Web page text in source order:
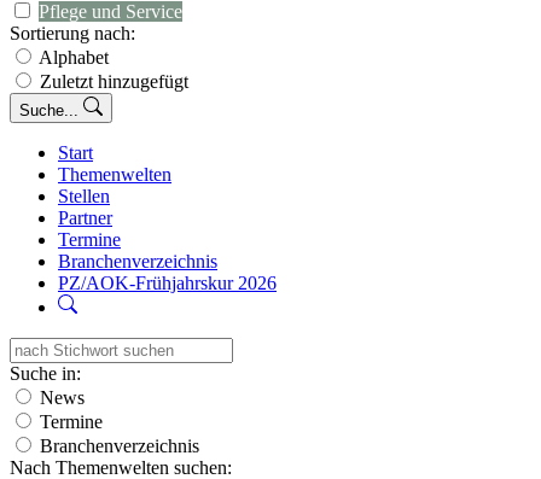
Pflege und Service
Sortierung nach:
Alphabet
Zuletzt hinzugefügt
Suche...
Start
Themenwelten
Stellen
Partner
Termine
Branchenverzeichnis
PZ/AOK-Frühjahrskur 2026
Suche in:
News
Termine
Branchenverzeichnis
Nach Themenwelten suchen: